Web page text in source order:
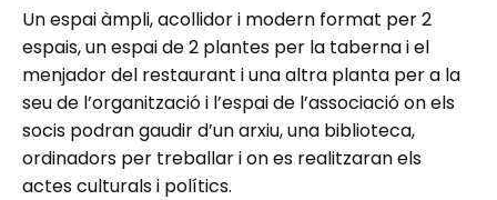
Un espai àmpli, acollidor i modern format per 2
espais, un espai de 2 plantes per la taberna i el
menjador del restaurant i una altra planta per a la
seu de l’organització i l’espai de l’associació on els
socis podran gaudir d’un arxiu, una biblioteca,
ordinadors per treballar i on es realitzaran els
actes culturals i polítics.